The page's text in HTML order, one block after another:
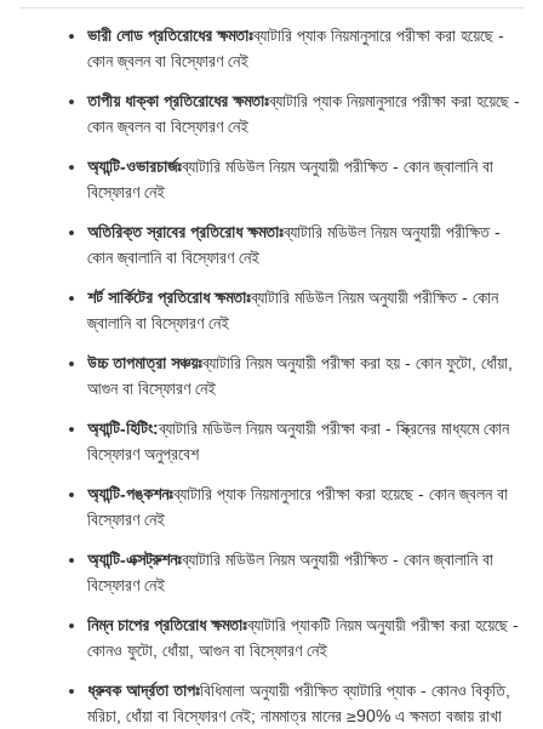
ভারী লোড প্রতিরোধের ক্ষমতাঃব্যাটারি প্যাক নিয়মানুসারে পরীক্ষা করা হয়েছে -
কোন জ্বলন বা বিস্ফোরণ নেই
তাপীয় ধাক্কা প্রতিরোধের ক্ষমতাঃব্যাটারি প্যাক নিয়মানুসারে পরীক্ষা করা হয়েছে -
কোন জ্বলন বা বিস্ফোরণ নেই
অ্যান্টি-ওভারচার্জঃব্যাটারি মডিউল নিয়ম অনুযায়ী পরীক্ষিত - কোন জ্বালানি বা
বিস্ফোরণ নেই
অতিরিক্ত স্রাবের প্রতিরোধ ক্ষমতাঃব্যাটারি মডিউল নিয়ম অনুযায়ী পরীক্ষিত -
কোন জ্বালানি বা বিস্ফোরণ নেই
শর্ট সার্কিটের প্রতিরোধ ক্ষমতাঃব্যাটারি মডিউল নিয়ম অনুযায়ী পরীক্ষিত - কোন
জ্বালানি বা বিস্ফোরণ নেই
উচ্চ তাপমাত্রা সঞ্চয়ঃব্যাটারি নিয়ম অনুযায়ী পরীক্ষা করা হয় - কোন ফুটো, ধোঁয়া,
আগুন বা বিস্ফোরণ নেই
অ্যান্টি-হিটিং:ব্যাটারি মডিউল নিয়ম অনুযায়ী পরীক্ষা করা - স্ক্রিনের মাধ্যমে কোন
বিস্ফোরণ অনুপ্রবেশ
অ্যান্টি-পঙ্কশনঃব্যাটারি প্যাক নিয়মানুসারে পরীক্ষা করা হয়েছে - কোন জ্বলন বা
বিস্ফোরণ নেই
অ্যান্টি-এক্সট্রুশনঃব্যাটারি মডিউল নিয়ম অনুযায়ী পরীক্ষিত - কোন জ্বালানি বা
বিস্ফোরণ নেই
নিম্ন চাপের প্রতিরোধ ক্ষমতাঃব্যাটারি প্যাকটি নিয়ম অনুযায়ী পরীক্ষা করা হয়েছে -
কোনও ফুটো, ধোঁয়া, আগুন বা বিস্ফোরণ নেই
ধ্রুবক আর্দ্রতা তাপঃবিধিমালা অনুযায়ী পরীক্ষিত ব্যাটারি প্যাক - কোনও বিকৃতি,
মরিচা, ধোঁয়া বা বিস্ফোরণ নেই; নামমাত্র মানের ≥90% এ ক্ষমতা বজায় রাখা